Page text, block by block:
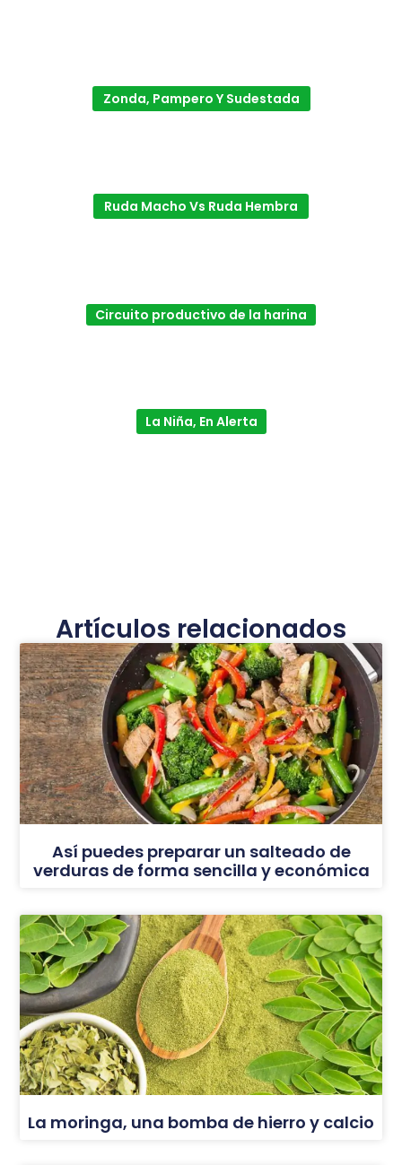
Zonda, Pampero Y Sudestada
Ruda Macho Vs Ruda Hembra
Circuito productivo de la harina
La Niña, En Alerta
Artículos relacionados
Así puedes preparar un salteado de
verduras de forma sencilla y económica
La moringa, una bomba de hierro y calcio